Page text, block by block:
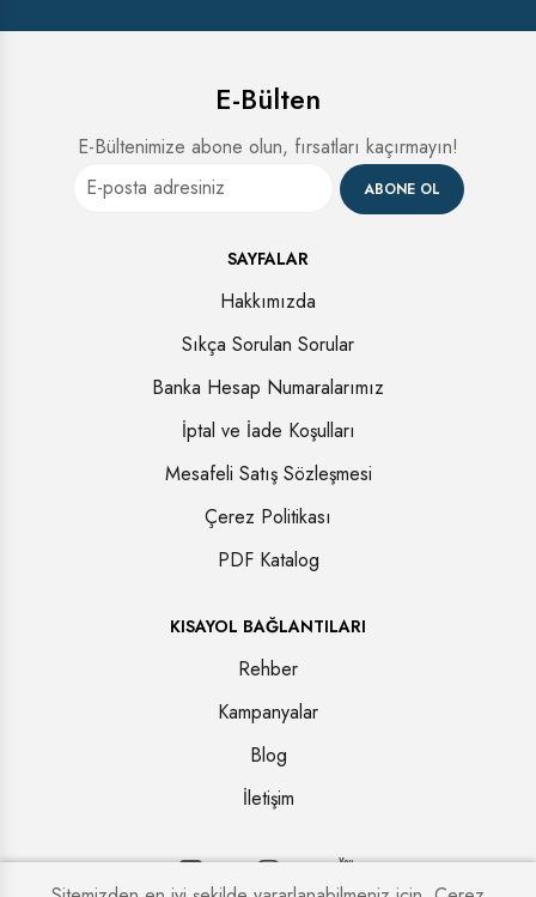
E-Bülten
E-Bültenimize abone olun, fırsatları kaçırmayın!
ABONE OL
SAYFALAR
Hakkımızda
Sıkça Sorulan Sorular
Banka Hesap Numaralarımız
İptal ve İade Koşulları
Mesafeli Satış Sözleşmesi
Çerez Politikası
PDF Katalog
KISAYOL BAĞLANTILARI
Rehber
Kampanyalar
Blog
İletişim